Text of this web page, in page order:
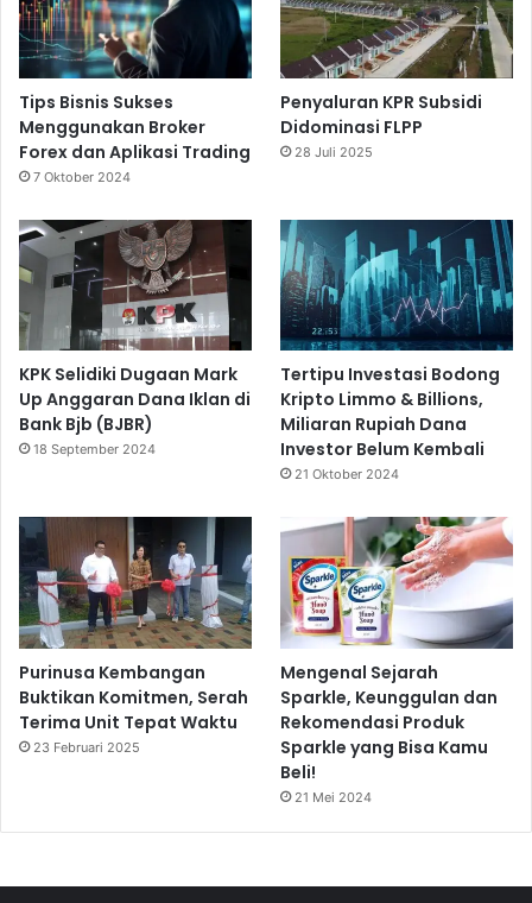
Tips Bisnis Sukses
Menggunakan Broker
Forex dan Aplikasi Trading
7 Oktober 2024
Penyaluran KPR Subsidi
Didominasi FLPP
28 Juli 2025
KPK Selidiki Dugaan Mark
Up Anggaran Dana Iklan di
Bank Bjb (BJBR)
18 September 2024
Tertipu Investasi Bodong
Kripto Limmo & Billions,
Miliaran Rupiah Dana
Investor Belum Kembali
21 Oktober 2024
Purinusa Kembangan
Buktikan Komitmen, Serah
Terima Unit Tepat Waktu
23 Februari 2025
Mengenal Sejarah
Sparkle, Keunggulan dan
Rekomendasi Produk
Sparkle yang Bisa Kamu
Beli!
21 Mei 2024